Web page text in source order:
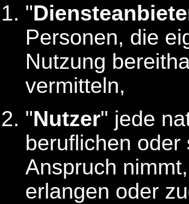
"
Personen, die
Nutzung
vermitteln,
"Nutzer" jede
beruflichen
Anspruch
erlangen oder